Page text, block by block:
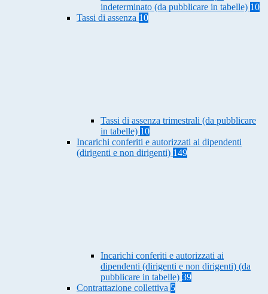
indeterminato (da pubblicare in tabelle) 10
Tassi di assenza 10
Tassi di assenza trimestrali (da pubblicare
in tabelle) 10
Incarichi conferiti e autorizzati ai dipendenti
(dirigenti e non dirigenti) 149
Incarichi conferiti e autorizzati ai
dipendenti (dirigenti e non dirigenti) (da
pubblicare in tabelle) 39
Contrattazione collettiva 5